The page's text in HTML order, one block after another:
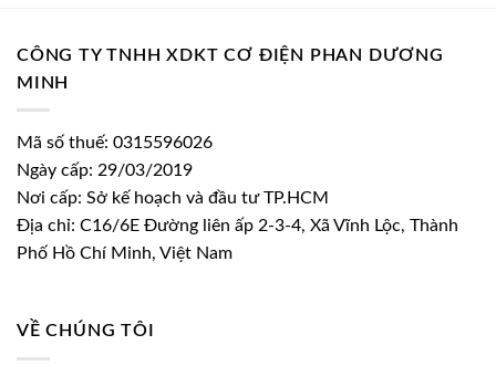
CÔNG TY TNHH XDKT CƠ ĐIỆN PHAN DƯƠNG
MINH
Mã số thuế: 0315596026
Ngày cấp: 29/03/2019
Nơi cấp: Sở kế hoạch và đầu tư TP.HCM
Địa chỉ: C16/6E Đường liên ấp 2-3-4, Xã Vĩnh Lộc, Thành
Phố Hồ Chí Minh, Việt Nam
VỀ CHÚNG TÔI